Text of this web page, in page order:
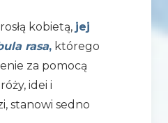
kobietą, jej
rasa,którego
za pomocą
idei i
stanowi sedno